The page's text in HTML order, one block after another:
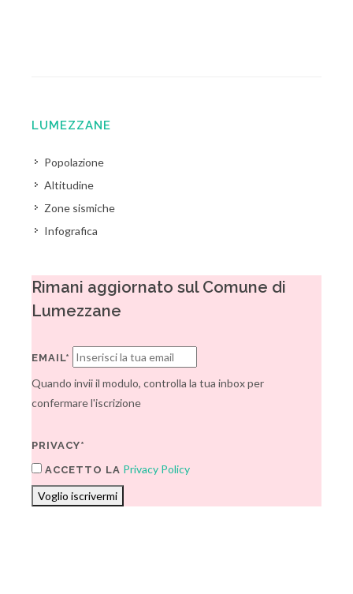
LUMEZZANE
Popolazione
Altitudine
Zone sismiche
Infografica
Rimani aggiornato sul Comune di
Lumezzane
EMAIL*
Quando invii il modulo, controlla la tua inbox per
confermare l'iscrizione
PRIVACY*
ACCETTO LA Privacy Policy
Voglio iscrivermi